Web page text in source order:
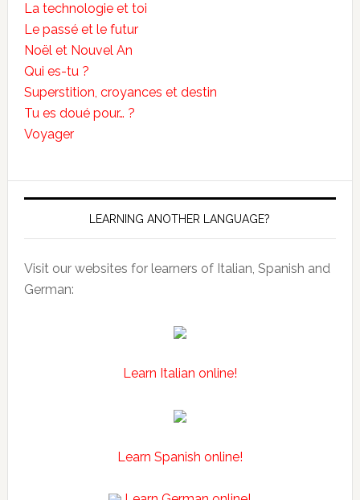
La technologie et toi
Le passé et le futur
Noël et Nouvel An
Qui es-tu ?
Superstition, croyances et destin
Tu es doué pour… ?
Voyager
LEARNING ANOTHER LANGUAGE?
Visit our websites for learners of Italian, Spanish and
German:
Learn Italian online!
Learn Spanish online!